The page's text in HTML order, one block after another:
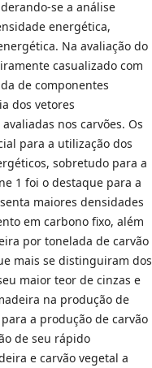
se a análise
energética,
Na avaliação do
casualizado com
de componentes
dos vetores
nos carvões. Os
para a utilização dos
sobretudo para a
1 foi o destaque para a
maiores densidades
em carbono fixo, além
por tonelada de carvão
mais se distinguiram dos
maior teor de cinzas e
na produção de
para a produção de carvão
de seu rápido
e carvão vegetal a